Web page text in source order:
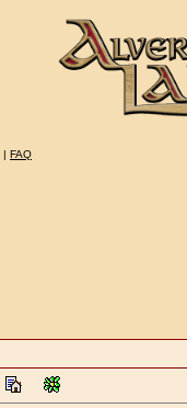
| FAQ